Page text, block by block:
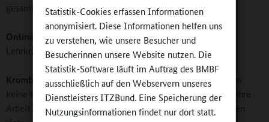
Statistik-Cookies erfassen Informationen
anonymisiert. Diese Informationen helfen uns
zu verstehen, wie unsere Besucher und
Besucherinnen unsere Website nutzen. Die
Statistik-Software läuft im Auftrag des BMBF
ausschließlich auf den Webservern unseres
Dienstleisters ITZBund. Eine Speicherung der
Nutzungsinformationen findet nur dort statt.
gesammelt haben.
Online-Redaktion:Wie werden Sie insgesamt von den
Lehrkräften aufgenommen?
Krombacher:Die große Mehrzahl der Lehrkräfte sieht in uns
keine Konkurrenz, sondern vielmehr eine Bereicherung für ihre
Arbeit mit den Schülerinnen und Schülern. Inzwischen nutzen